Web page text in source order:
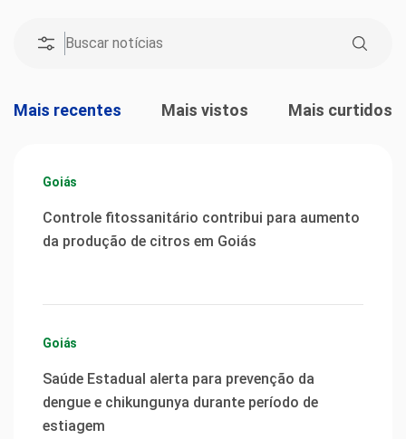
Mais recentes Mais vistos Mais curtidos
Goiás
Controle fitossanitário contribui para aumento
da produção de citros em Goiás
Goiás
Saúde Estadual alerta para prevenção da
dengue e chikungunya durante período de
estiagem